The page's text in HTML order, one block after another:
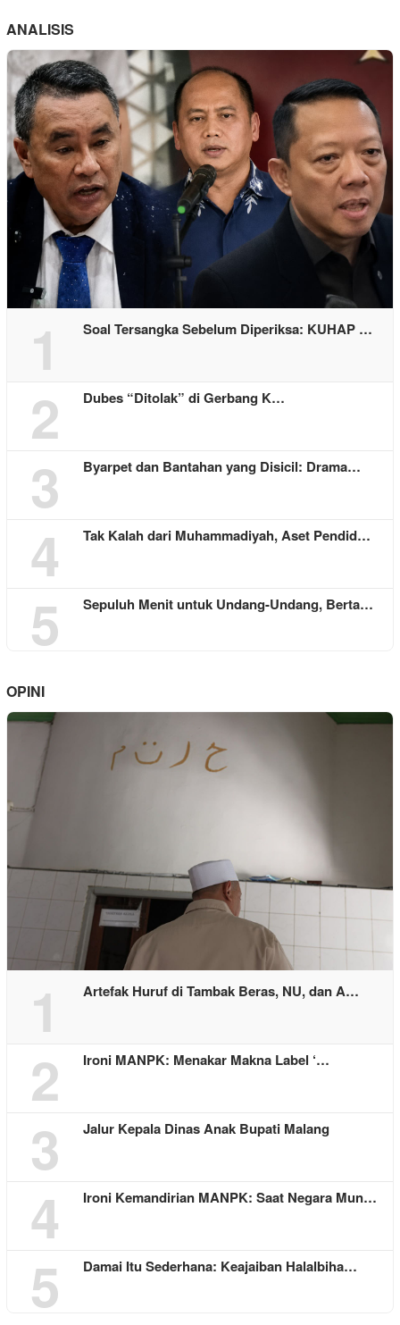
ANALISIS
1 Soal Tersangka Sebelum Diperiksa: KUHAP …
2 Dubes “Ditolak” di Gerbang K…
3 Byarpet dan Bantahan yang Disicil: Drama…
4 Tak Kalah dari Muhammadiyah, Aset Pendid…
5 Sepuluh Menit untuk Undang-Undang, Berta…
OPINI
1 Artefak Huruf di Tambak Beras, NU, dan A…
2 Ironi MANPK: Menakar Makna Label ‘…
3 Jalur Kepala Dinas Anak Bupati Malang
4 Ironi Kemandirian MANPK: Saat Negara Mun…
5 Damai Itu Sederhana: Keajaiban Halalbiha…